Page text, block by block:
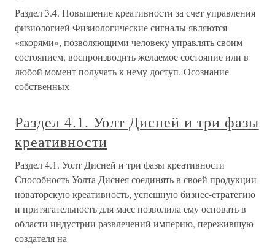
Раздел 3.4. Повышение креативности за счет управления
физиологией Физиологические сигналы являются
«якорями», позволяющими человеку управлять своим
состоянием, воспроизводить желаемое состояние или в
любой момент получать к нему доступ. Осознание
собственных
Раздел 4.1. Уолт Дисней и три фазы
креативности
Раздел 4.1. Уолт Дисней и три фазы креативности
Способность Уолта Диснея соединять в своей продукции
новаторскую креативность, успешную бизнес-стратегию
и притягательность для масс позволила ему основать в
области индустрии развлечений империю, пережившую
создателя на